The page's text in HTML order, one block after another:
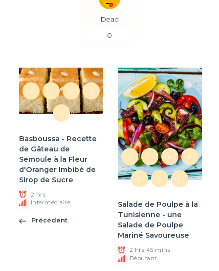
Dead
0
D F P R
R
Basboussa - Recette
de Gâteau de
Semoule à la Fleur
d'Oranger Imbibé de
Sirop de Sucre
2 hrs
Intermédiaire
Précédent
C F R R
R S S
Salade de Poulpe à la
Tunisienne - une
Salade de Poulpe
Mariné Savoureuse
2 hrs 45 mins
Débutant